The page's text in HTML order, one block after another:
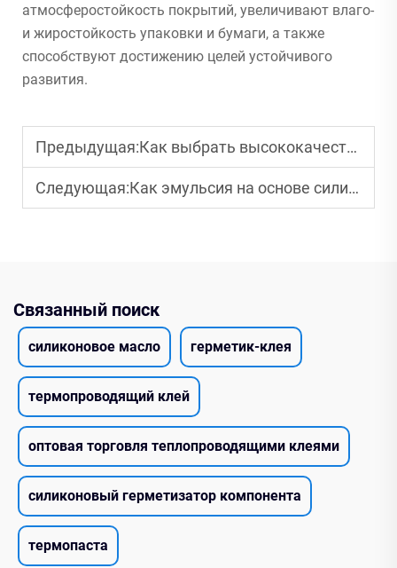
атмосферостойкость покрытий, увеличивают влаго-
и жиростойкость упаковки и бумаги, а также
способствуют достижению целей устойчивого
развития.
Предыдущая:Как выбрать высококачественный ПДМС для промышленного производства?
Следующая:Как эмульсия на основе силикона повышает долговечность покрытия и его водоустойчивость?
Связанный поиск
силиконовое масло герметик-клея
термопроводящий клей
оптовая торговля теплопроводящими клеями
силиконовый герметизатор компонента
термопаста